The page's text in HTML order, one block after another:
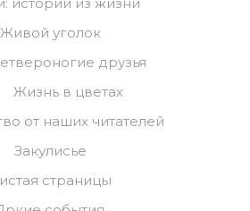
истории из жизни
Живой уголок
друзья
Жизнь в цветах
от наших читателей
Закулисье
страницы